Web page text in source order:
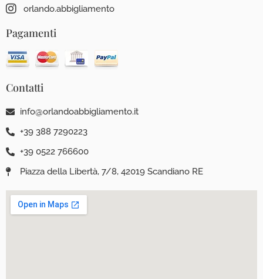
orlando.abbigliamento
Pagamenti
Contatti
info@orlandoabbigliamento.it
+39 388 7290223
+39 0522 766600
Piazza della Libertà, 7/8, 42019 Scandiano RE